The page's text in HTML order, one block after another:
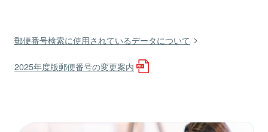
郵便番号検索に使用されているデータについて
2025年度版郵便番号の変更案内